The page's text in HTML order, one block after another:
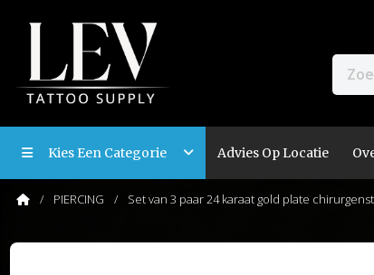
Kies Een Categorie Advies Op Locatie
PIERCING Set van 3 paar 24 karaat gold plate